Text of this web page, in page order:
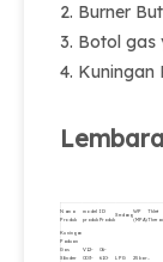
2. Burner
3. Botol
4. Kuningan
Nama
Produk
model
produk
ID
Produk
Sedang
WP
(MPA)
Thlet
Thread.
Kuningan
Paduan
Gas
Silinder
V12-
003-
06-
610- LPG 25bar..